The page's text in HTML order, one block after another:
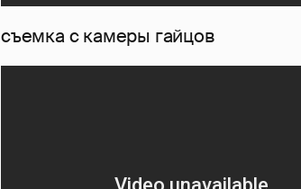
съемка с камеры гайцов